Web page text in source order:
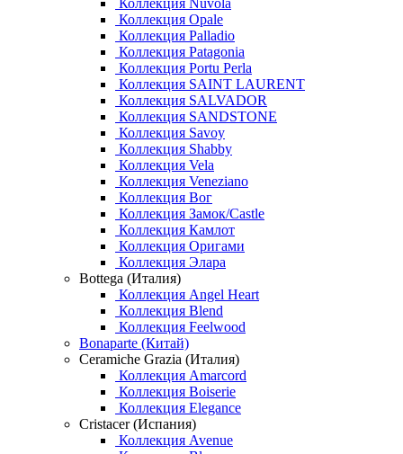
Коллекция Nuvola
Коллекция Opale
Коллекция Palladio
Коллекция Patagonia
Коллекция Portu Perla
Коллекция SAINT LAURENT
Коллекция SALVADOR
Коллекция SANDSTONE
Коллекция Savoy
Коллекция Shabby
Коллекция Vela
Коллекция Veneziano
Коллекция Вог
Коллекция Замок/Castle
Коллекция Камлот
Коллекция Оригами
Коллекция Элара
Bottega (Италия)
Коллекция Angel Heart
Коллекция Blend
Коллекция Feelwood
Bonaparte (Китай)
Ceramiche Grazia (Италия)
Коллекция Amarcord
Коллекция Boiserie
Коллекция Elegance
Cristacer (Испания)
Коллекция Avenue